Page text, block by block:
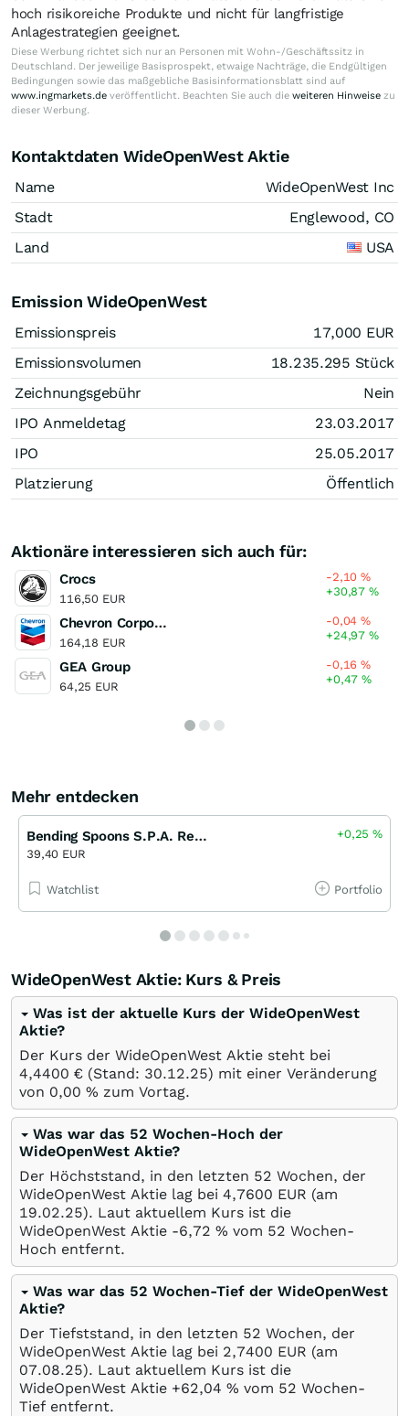
hoch risikoreiche Produkte und nicht für langfristige
Anlagestrategien geeignet.
Diese Werbung richtet sich nur an Personen mit Wohn-/Geschäftssitz in
Deutschland. Der jeweilige Basisprospekt, etwaige Nachträge, die Endgültigen
Bedingungen sowie das maßgebliche Basisinformationsblatt sind auf
www.ingmarkets.de veröffentlicht. Beachten Sie auch die weiteren Hinweise zu
dieser Werbung.
Kontaktdaten WideOpenWest Aktie
Name
WideOpenWest Inc
Stadt
Englewood, CO
Land
USA
Emission WideOpenWest
Emissionspreis 17,000 EUR
Emissionsvolumen
18.235.295 Stück
Zeichnungsgebühr
Nein
IPO Anmeldetag
23.03.2017
IPO
25.05.2017
Platzierung
Öffentlich
Aktionäre interessieren sich auch für:
Crocs
116,50 EUR
-2,10%
+30,87%
Chevron Corporation
164,18 EUR
-0,04%
+24,97%
GEA Group
64,25 EUR
-0,16%
+0,47%
Mehr entdecken
Bending Spoons S.P.A. Registered
39,40 EUR
+0,25%
Watchlist Portfolio
WideOpenWest Aktie: Kurs & Preis
Was ist der aktuelle Kurs der WideOpenWest
Aktie?
Der Kurs der WideOpenWest Aktie steht bei
4,4400 € (Stand: 30.12.25) mit einer Veränderung
von 0,00 % zum Vortag.
Was war das 52 Wochen-Hoch der
WideOpenWest Aktie?
Der Höchststand, in den letzten 52 Wochen, der
WideOpenWest Aktie lag bei 4,7600 EUR (am
19.02.25). Laut aktuellem Kurs ist die
WideOpenWest Aktie -6,72 % vom 52 Wochen-
Hoch entfernt.
Was war das 52 Wochen-Tief der WideOpenWest
Aktie?
Der Tiefststand, in den letzten 52 Wochen, der
WideOpenWest Aktie lag bei 2,7400 EUR (am
07.08.25). Laut aktuellem Kurs ist die
WideOpenWest Aktie +62,04 % vom 52 Wochen-
Tief entfernt.